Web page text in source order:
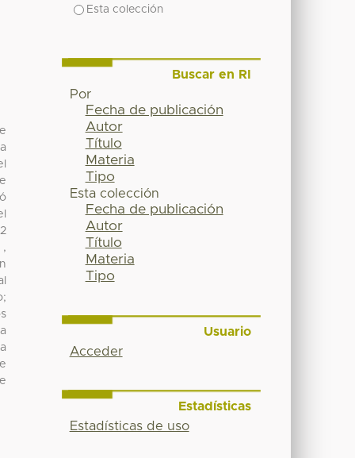
,
Esta colección
Buscar en RI
Por
Fecha de publicación
Autor
Título
Materia
Tipo
Esta colección
Fecha de publicación
Autor
Título
Materia
Tipo
Usuario
Acceder
Estadísticas
Estadísticas de uso